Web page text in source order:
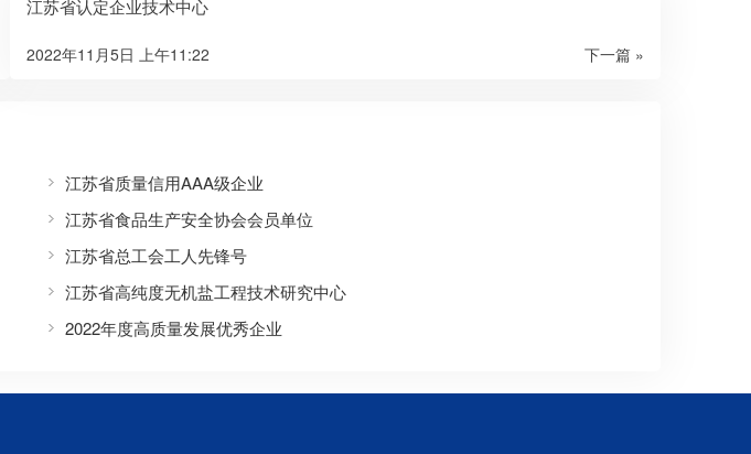
江苏省认定企业技术中心
下一篇 »
2022年11月5日 上午11:22
江苏省质量信用AAA级企业
江苏省食品生产安全协会会员单位
江苏省总工会工人先锋号
江苏省高纯度无机盐工程技术研究中心
2022年度高质量发展优秀企业